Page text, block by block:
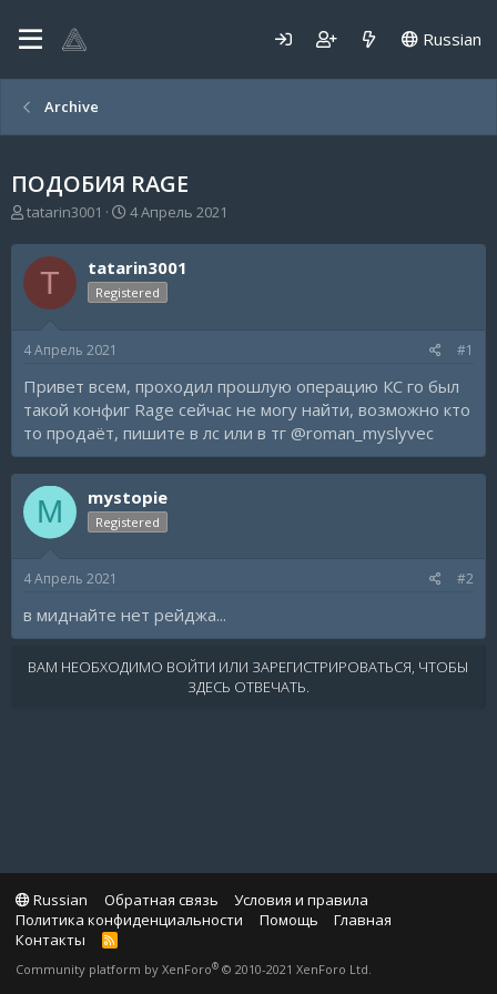
Russian
Archive
ПОДОБИЯ RAGE
А
т
о
р
м
tatarin3001
Д
т
а
н
а
4 Апрель 2021
T tatarin3001
Registered
4 Апрель 2021 #1
Привет всем, проходил прошлую операцию КС го был
такой конфиг Rage сейчас не могу найти, возможно кто
то продаёт, пишите в лс или в тг @roman_myslyvec
M mystopie
Registered
4 Апрель 2021 #2
в миднайте нет рейджа...
ВАМ НЕОБХОДИМО ВОЙТИ ИЛИ ЗАРЕГИСТРИРОВАТЬСЯ, ЧТОБЫ
ЗДЕСЬ ОТВЕЧАТЬ.
Russian Обратная связь
Условия и правила
Политика конфиденциальности
Помощь
Главная
Контакты
R
S
Community platform by XenForo® © 2010-2021 XenForo Ltd.